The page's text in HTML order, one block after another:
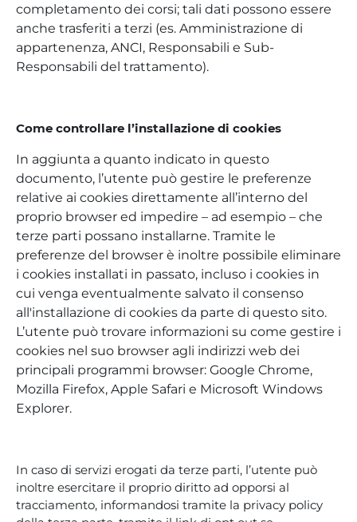
completamento dei corsi; tali dati possono essere
anche trasferiti a terzi (es. Amministrazione di
appartenenza, ANCI, Responsabili e Sub-
Responsabili del trattamento).
Come controllare l’installazione di cookies
In aggiunta a quanto indicato in questo
documento, l’utente può gestire le preferenze
relative ai cookies direttamente all’interno del
proprio browser ed impedire – ad esempio – che
terze parti possano installarne. Tramite le
preferenze del browser è inoltre possibile eliminare
i cookies installati in passato, incluso i cookies in
cui venga eventualmente salvato il consenso
all'installazione di cookies da parte di questo sito.
L’utente può trovare informazioni su come gestire i
cookies nel suo browser agli indirizzi web dei
principali programmi browser: Google Chrome,
Mozilla Firefox, Apple Safari e Microsoft Windows
Explorer.
In caso di servizi erogati da terze parti, l’utente può
inoltre esercitare il proprio diritto ad opporsi al
tracciamento, informandosi tramite la privacy policy